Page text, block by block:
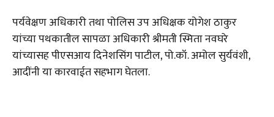
पर्यवेक्षण अधिकारी तथा पोलिस उप अधिक्षक योगेश ठाकुर
यांच्या पथकातील सापळा अधिकारी श्रीमती स्मिता नवघरे
यांच्यासह पीएसआय दिनेशसिंग पाटील, पो.कॉ. अमोल सुर्यवंशी,
आदींनी या कारवाईत सहभाग घेतला.